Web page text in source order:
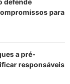
para
a pré-
responsáveis